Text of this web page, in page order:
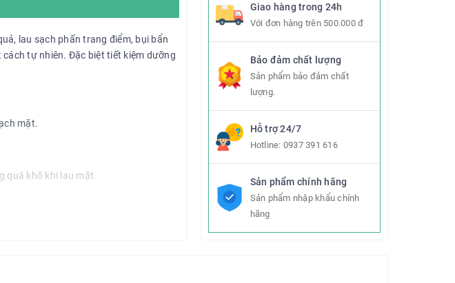
lau sạch phấn trang điểm, bụi bẩn
tự nhiên. Đặc biệt tiết kiệm dưỡng
mặt.
quá khô khi lau mặt.
Giao hàng trong 24h
Với đơn hàng trên 500.000 đ
Bảo đảm chất lượng
Sản phẩm bảo đảm chất
lượng.
Hỗ trợ 24/7
Hotline: 0937 391 616
Sản phẩm chính hãng
Sản phẩm nhập khẩu chính
hãng